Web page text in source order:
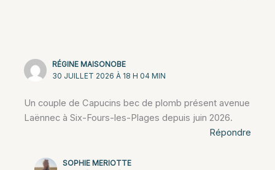
RÉGINE MAISONOBE
30 JUILLET 2026 À 18 H 04 MIN
Un couple de Capucins bec de plomb présent avenue
Laënnec à Six-Fours-les-Plages depuis juin 2026.
Répondre
SOPHIE MERIOTTE